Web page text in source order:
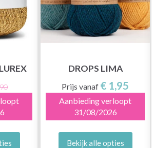
DROPS LIMA
Prijs vanaf € 1,95
Aanbieding verloopt
31/08/2026
Bekijk alle opties